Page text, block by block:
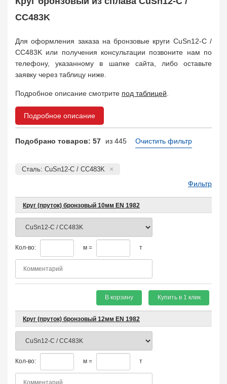
CC483K
Для оформления заказа на бронзовые круги CuSn12-C /
CC483K или получения консультации позвоните нам по
телефону, указанному в шапке сайта, либо оставьте
заявку через таблицу ниже.
Подробное описание смотрите под таблицей
Подробное описание
Подобрано товаров: 57 из 445 Очистить фильтр
Сталь: CuSn12-C / CC483K
Фильтр
Круг (пруток) бронзовый 10мм EN 1982
Кол-во: м = т
В корзину Купить в 1 клик
Круг (пруток) бронзовый 12мм EN 1982
Кол-во: м = т